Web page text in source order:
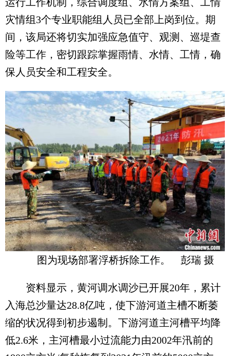
灾情组3个专业职能组人员已全部上岗到位。期
间，该局还将切实加强应急值守、观测、巡堤查
险等工作，密切跟踪掌握雨情、水情、工情，确
保人员安全和工程安全。
图为现场部署浮桥拆除工作。 彭瑞 摄
资料显示，黄河调水调沙已开展20年，累计
入海总沙量达28.8亿吨，使下游河道主槽不断萎
缩的状况得到初步遏制。下游河道主河槽平均降
低2.6米，主河槽最小过流能力由2002年汛前的